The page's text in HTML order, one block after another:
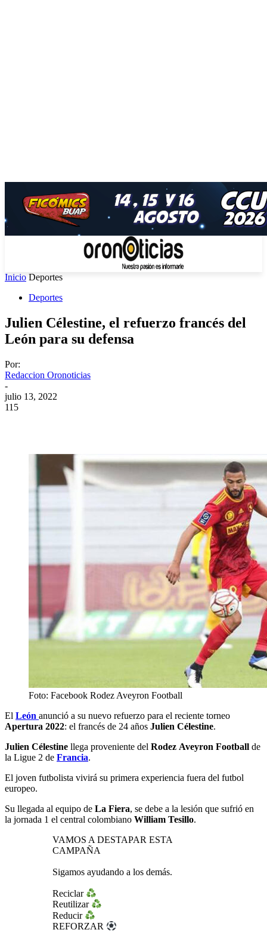
Inicio Deportes
Deportes
Julien Célestine, el refuerzo francés del
León para su defensa
Por:
Redaccion Oronoticias
-
julio 13, 2022
115
Foto: Facebook Rodez Aveyron Football
El León anunció a su nuevo refuerzo para el reciente torneo
Apertura 2022: el francés de 24 años Julien Célestine.
Julien Célestine llega proveniente del Rodez Aveyron Football de
la Ligue 2 de Francia.
El joven futbolista vivirá su primera experiencia fuera del futbol
europeo.
Su llegada al equipo de La Fiera, se debe a la lesión que sufrió en
la jornada 1 el central colombiano William Tesillo.
VAMOS A DESTAPAR ESTA
CAMPAÑA
Sigamos ayudando a los demás.
Reciclar
Reutilizar
Reducir
REFORZAR